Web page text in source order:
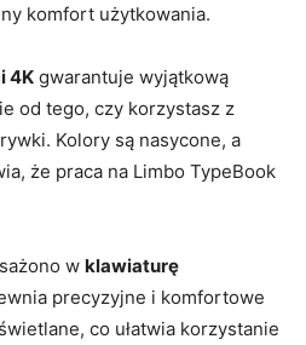
‍komfort użytkowania.
4K gwarantuje wyjątkową
od ‌tego, czy​ korzystasz z
Kolory są nasycone, a
że praca​ na Limbo TypeBook
w⁢ klawiaturę‍
precyzyjne i komfortowe
co‌ ułatwia korzystanie​